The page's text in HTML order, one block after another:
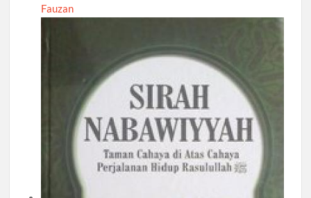
Fauzan